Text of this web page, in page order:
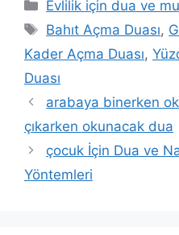
Evlilik için dua ve
Bahıt Açma Duası,
Kader Açma Duası,
Duası
arabaya binerken
çıkarken okunacak dua
çocuk İçin Dua ve
Yöntemleri